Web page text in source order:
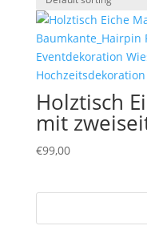
Holztisch
mit
€99,00